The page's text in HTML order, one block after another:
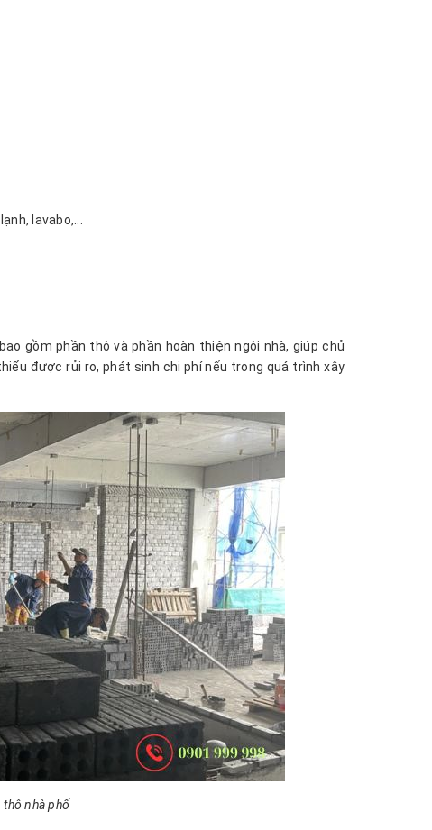
lavabo,...
gồm phần thô và phần hoàn thiện ngôi nhà, giúp chủ
được rủi ro, phát sinh chi phí nếu trong quá trình xây
thô nhà phố